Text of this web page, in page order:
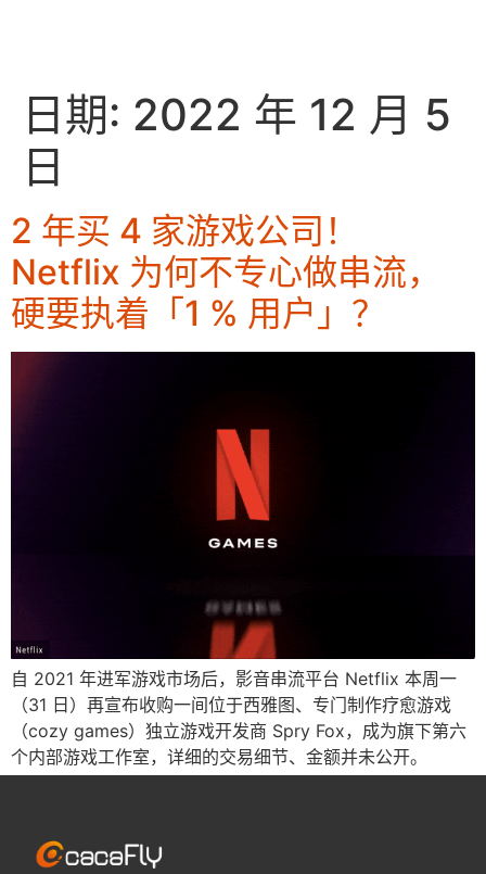
日期: 2022 年 12 月 5
日
2 年买 4 家游戏公司！
Netflix 为何不专心做串流，
硬要执着「1 % 用户」？
自 2021 年进军游戏市场后，影音串流平台 Netflix 本周一
（31 日）再宣布收购一间位于西雅图、专门制作疗愈游戏
（cozy games）独立游戏开发商 Spry Fox，成为旗下第六
个内部游戏工作室，详细的交易细节、金额并未公开。